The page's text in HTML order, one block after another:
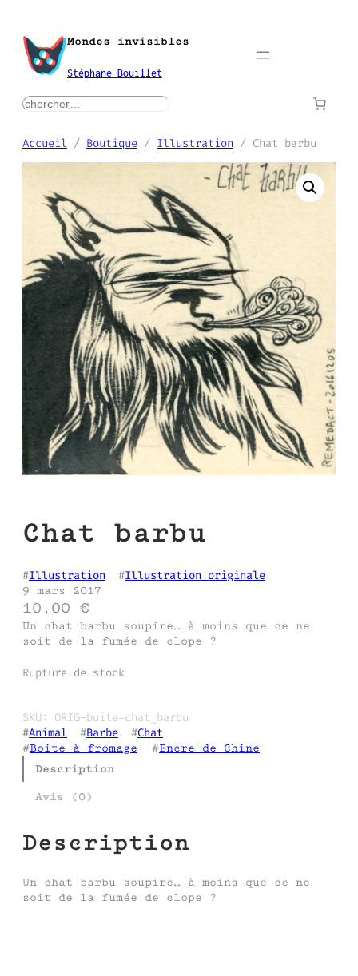
contenu
Mondes invisibles
Stéphane Bouillet
rechercher
Accueil / Boutique / Illustration / Chat barbu
Chat barbu
#Illustration
  #
Illustration originale
9 mars 2017
10,00 €
Un chat barbu soupire… à moins que ce ne
soit de la fumée de clope ?
Rupture de stock
SKU:
ORIG-boite-chat_barbu
#Animal
  #
Barbe
  #
Chat
#Boite à fromage
  #
Encre de Chine
Description
Avis (0)
Description
Un chat barbu soupire… à moins que ce ne
soit de la fumée de clope ?